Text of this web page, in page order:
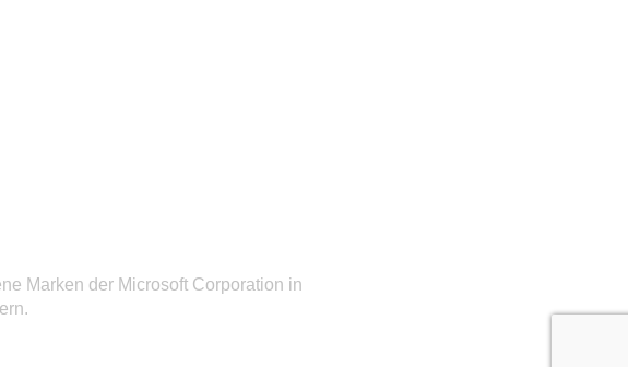
Marken der Microsoft Corporation in